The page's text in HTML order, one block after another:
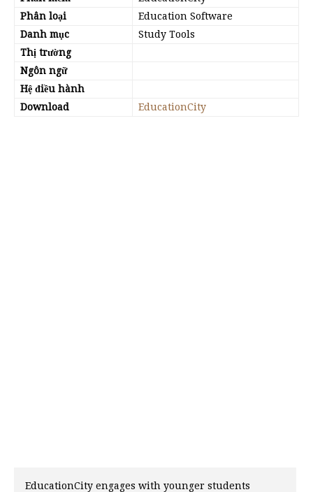
Phân loại
Education Software
Danh mục
Study Tools
Thị trường
Ngôn ngữ
Hệ điều hành
Download
EducationCity
EducationCity engages with younger students